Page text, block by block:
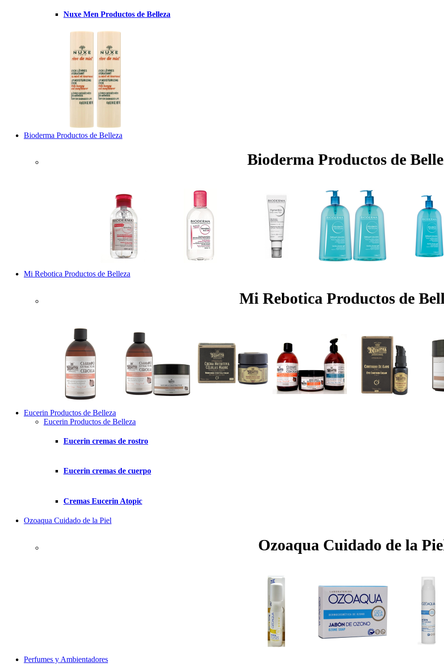
Nuxe Men Productos de Belleza
Bioderma Productos de Belleza
Bioderma Productos de
Mi Rebotica Productos de Belleza
Mi Rebotica Productos de
Eucerin Productos de Belleza
Eucerin Productos de Belleza
Eucerin cremas de rostro
Eucerin cremas de cuerpo
Cremas Eucerin Atopic
Ozoaqua Cuidado de la Piel
Ozoaqua Cuidado de la
Perfumes y Ambientadores